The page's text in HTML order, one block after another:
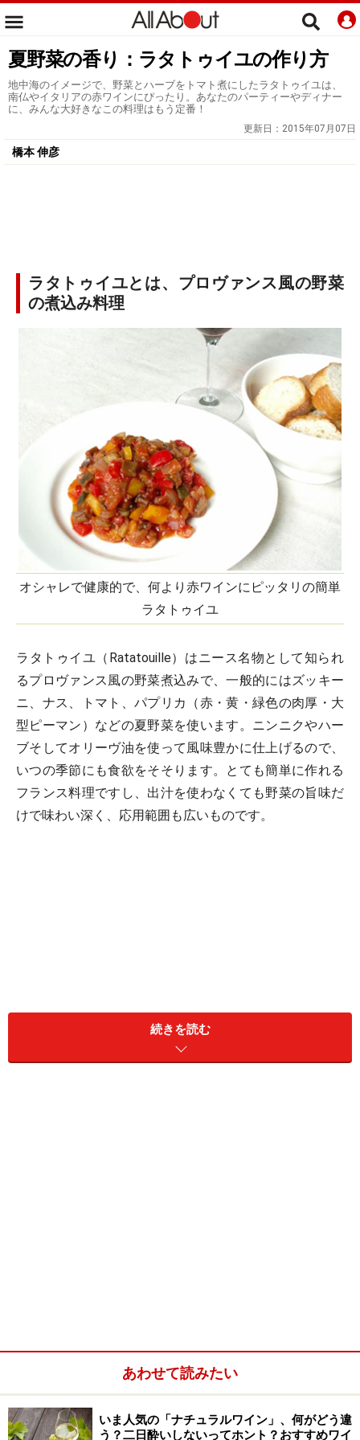
夏野菜の香り：ラタトゥイユの作り方
地中海のイメージで、野菜とハーブをトマト煮にしたラタトゥイユは、
南仏やイタリアの赤ワインにぴったり。あなたのパーティーやディナー
に、みんな大好きなこの料理はもう定番！
更新日： 2015年07月07日
橋本 伸彦
ラタトゥイユとは、プロヴァンス風の野菜
の煮込み料理
オシャレで健康的で、何より赤ワインにピッタリの簡単
ラタトゥイユ
ラタトゥイユ（Ratatouille）はニース名物として知られ
るプロヴァンス風の野菜煮込みで、一般的にはズッキー
ニ、ナス、トマト、パプリカ（赤・黄・緑色の肉厚・大
型ピーマン）などの夏野菜を使います。ニンニクやハー
ブそしてオリーヴ油を使って風味豊かに仕上げるので、
いつの季節にも食欲をそそります。とても簡単に作れる
フランス料理ですし、出汁を使わなくても野菜の旨味だ
けで味わい深く、応用範囲も広いものです。
ても、冷めてから冷蔵庫で冷やして前菜にしても美味し
いので、まとめてたっぷり作って下さい。
続きを読む
あわせて読みたい
いま人気の「ナチュラルワイン」、何がどう違
う？二日酔いしないってホント？おすすめワイ